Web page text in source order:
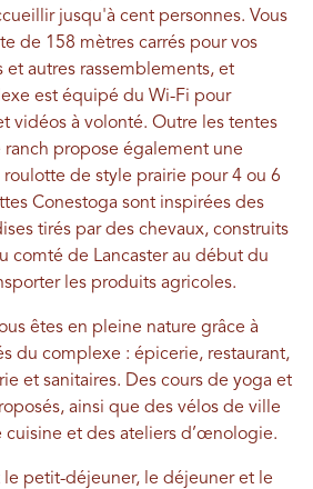
jusqu'à cent personnes. Vous
de 158 mètres carrés pour vos
et autres rassemblements, et
est équipé du Wi-Fi pour
vidéos à volonté. Outre les tentes
propose également une
de style prairie pour 4 ou 6
Conestoga sont inspirées des
tirés par des chevaux, construits
comté de Lancaster au début du
les produits agricoles.
êtes en pleine nature grâce à
du complexe : épicerie, restaurant,
et sanitaires. Des cours de yoga et
ainsi que des vélos de ville
cuisine et des ateliers d’œnologie.
le petit-déjeuner, le déjeuner et le